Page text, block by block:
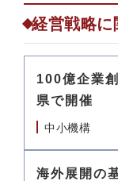
経営戦略に
100億企業
県で開催
中小機構
海外展開の